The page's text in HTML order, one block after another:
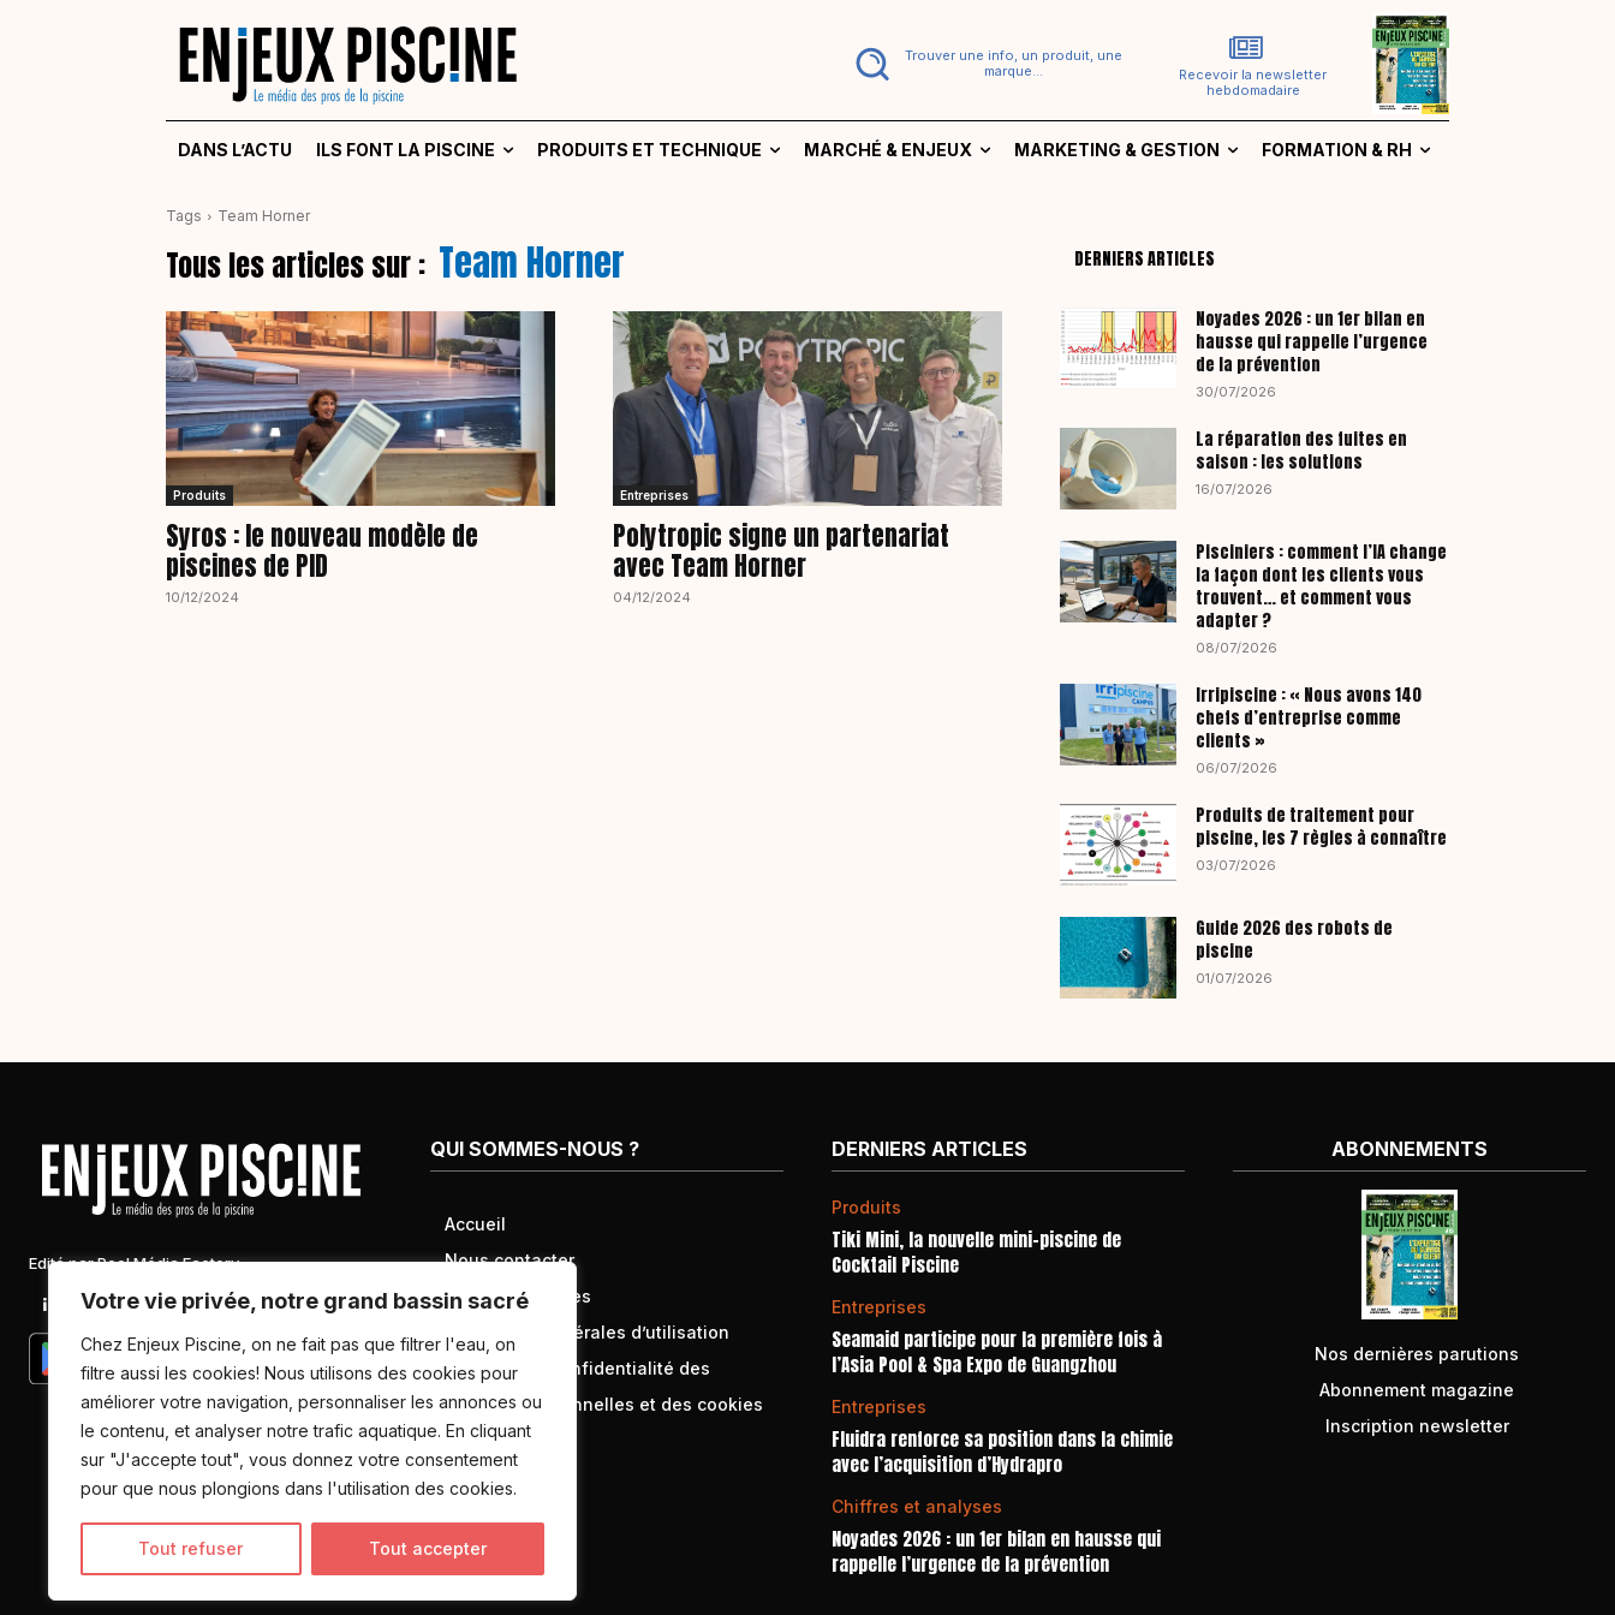
Votre vie privée, notre grand bassin sacré
Chez Enjeux Piscine, on ne fait pas que filtrer l'eau, on
filtre aussi les cookies! Nous utilisons des cookies pour
améliorer votre navigation, personnaliser les annonces ou
le contenu, et analyser notre trafic aquatique. En cliquant
sur "J'accepte tout", vous donnez votre consentement
pour que nous plongions dans l'utilisation des cookies.
Tout refuser Tout accepter
Trouver une info, un produit, une
marque...
Recevoir la newsletter
hebdomadaire
DANS L’ACTU ILS FONT LA PISCINE PRODUITS ET TECHNIQUE MARCHÉ & ENJEUX MARKETING & GESTION FORMATION & RH
Tags Team Horner
Tous les articles sur : Team Horner
Produits
Syros : le nouveau modèle de
piscines de PID
10/12/2024
Entreprises
Polytropic signe un partenariat
avec Team Horner
04/12/2024
DERNIERS ARTICLES
Noyades 2026 : un 1er bilan en
hausse qui rappelle l’urgence
de la prévention
30/07/2026
La réparation des fuites en
saison : les solutions
16/07/2026
Pisciniers : comment l’IA change
la façon dont les clients vous
trouvent… et comment vous
adapter ?
08/07/2026
Irripiscine : « Nous avons 140
chefs d’entreprise comme
clients »
06/07/2026
Produits de traitement pour
piscine, les 7 règles à connaître
03/07/2026
Guide 2026 des robots de
piscine
01/07/2026
Edité par Pool Média Factory
Linkedin Newsletter
QUI SOMMES-NOUS ?
Accueil
Nous contacter
Mentions légales
Conditions générales d’utilisation
Politique de confidentialité des
données personnelles et des cookies
DERNIERS ARTICLES
Produits
Tiki Mini, la nouvelle mini-piscine de
Cocktail Piscine
Entreprises
Seamaid participe pour la première fois à
l’Asia Pool & Spa Expo de Guangzhou
Entreprises
Fluidra renforce sa position dans la chimie
avec l’acquisition d’Hydrapro
Chiffres et analyses
Noyades 2026 : un 1er bilan en hausse qui
rappelle l’urgence de la prévention
ABONNEMENTS
Nos dernières parutions
Abonnement magazine
Inscription newsletter